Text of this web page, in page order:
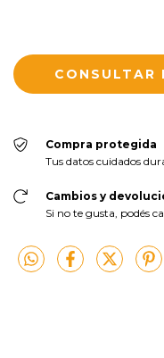
Compra protegida
Tus datos cuidados
Cambios y
Si no te gusta, podés